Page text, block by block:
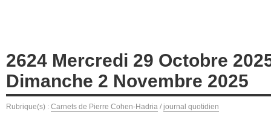
2624 Mercredi 29 Octobre
Dimanche 2 Novembre 2025
Rubrique(s) : Carnets de Pierre Cohen-Hadria / journal quotidien